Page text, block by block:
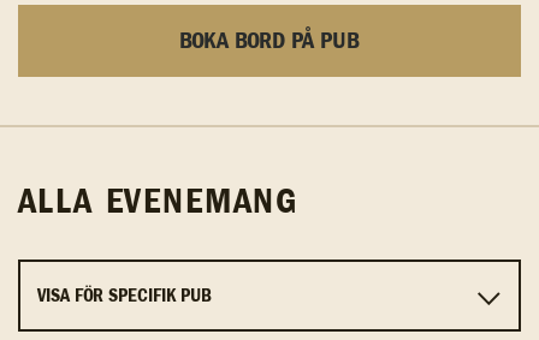
BOKA BORD PÅ PUB
ALLA EVENEMANG